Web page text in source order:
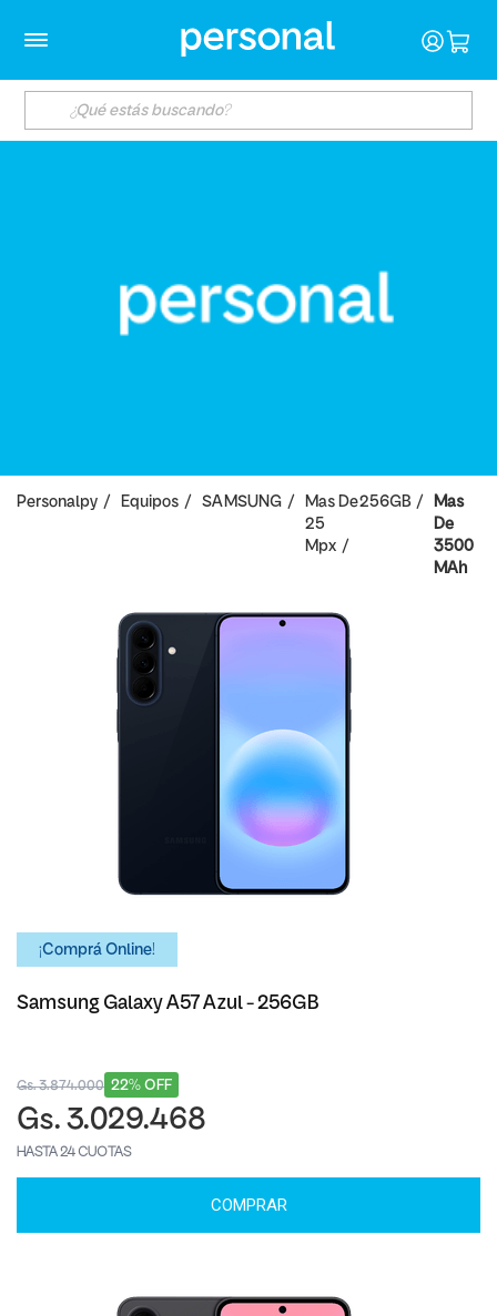
Personalpy Equipos SAMSUNG
Mas De
25
Mpx
256GB
Mas
De
3500
MAh
¡Comprá Online!
Samsung Galaxy A57 Azul - 256GB
22% OFF
Gs. 3.874.000
Gs. 3.029.468
HASTA 24 CUOTAS
COMPRAR